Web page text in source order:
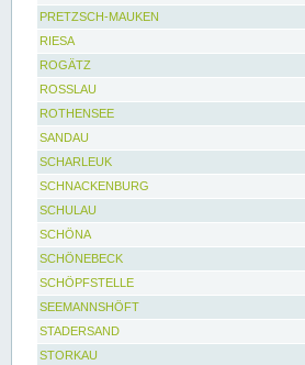
PRETZSCH-MAUKEN
RIESA
ROGÄTZ
ROSSLAU
ROTHENSEE
SANDAU
SCHARLEUK
SCHNACKENBURG
SCHULAU
SCHÖNA
SCHÖNEBECK
SCHÖPFSTELLE
SEEMANNSHÖFT
STADERSAND
STORKAU